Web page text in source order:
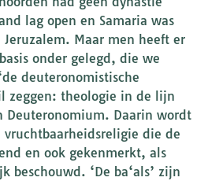
lag open en Samaria was
Jeruzalem. Maar men heeft er
onder gelegd, die we
deuteronomistische
zeggen: theologie in de lijn
Deuteronomium. Daarin wordt
die de
en ook gekenmerkt, als
beschouwd. ‘De ba‘als’ zijn